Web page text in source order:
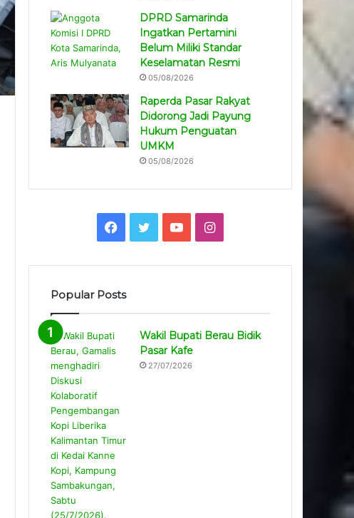
DPRD Samarinda
Ingatkan Pertamini
Belum Miliki Standar
Keselamatan Resmi
05/08/2026
Raperda Pasar Rakyat
Didorong Jadi Payung
Hukum Penguatan
UMKM
05/08/2026
Facebook
TwitterYouTubeInstagram
Popular Posts
Wakil Bupati Berau Bidik
Pasar Kafe
27/07/2026